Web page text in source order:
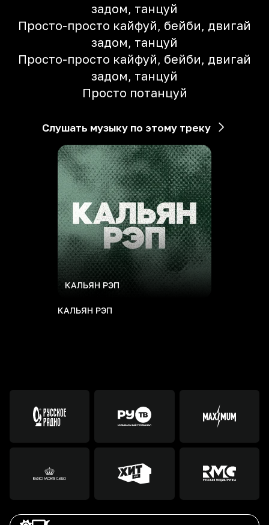
задом, танцуй
Просто-просто кайфуй, бейби, двигай
задом, танцуй
Просто-просто кайфуй, бейби, двигай
задом, танцуй
Просто потанцуй
Слушать музыку по этому треку
КАЛЬЯН РЭП
КАЛЬЯН РЭП